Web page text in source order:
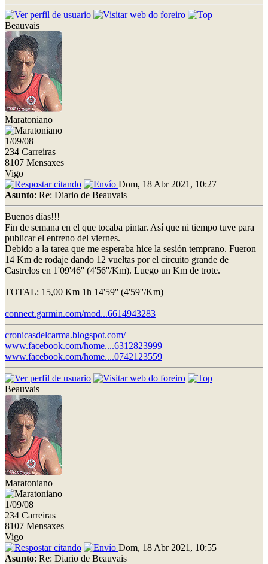
Beauvais
Maratoniano
1/09/08
234 Carreiras
8107 Mensaxes
Vigo
Dom, 18 Abr 2021, 10:27
Asunto: Re: Diario de Beauvais
Buenos días!!!
Fin de semana en el que tocaba pintar. Así que ni tiempo tuve para
publicar el entreno del viernes.
Debido a la tarea que me esperaba hice la sesión temprano. Fueron
14 Km de rodaje dando 12 vueltas por el circuito grande de
Castrelos en 1'09'46'' (4'56''/Km). Luego un Km de trote.
TOTAL: 15,00 Km 1h 14'59'' (4'59''/Km)
connect.garmin.com/mod...6614943283
cronicasdelcarma.blogspot.com/
www.facebook.com/home....6312823999
www.facebook.com/home....0742123559
Beauvais
Maratoniano
1/09/08
234 Carreiras
8107 Mensaxes
Vigo
Dom, 18 Abr 2021, 10:55
Asunto: Re: Diario de Beauvais